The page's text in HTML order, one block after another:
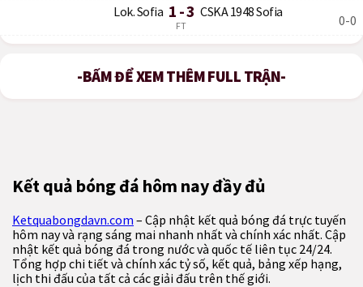
0-0
Lok. Sofia 1 - 3 CSKA 1948 Sofia
FT
-BẤM ĐỂ XEM THÊM FULL TRẬN-
Kết quả bóng đá hôm nay đầy đủ
Ketquabongdavn.com – Cập nhật kết quả bóng đá trực tuyến
hôm nay và rạng sáng mai nhanh nhất và chính xác nhất. Cập
nhật kết quả bóng đá trong nước và quốc tế liên tục 24/24.
Tổng hợp chi tiết và chính xác tỷ số, kết quả, bảng xếp hạng,
lịch thi đấu của tất cả các giải đấu trên thế giới.